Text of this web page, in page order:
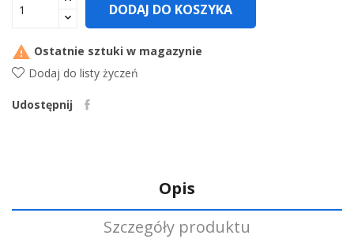
DODAJ DO KOSZYKA
 Ostatnie sztuki w magazynie
Dodaj do listy życzeń
Udostępnij
Opis
Szczegóły produktu